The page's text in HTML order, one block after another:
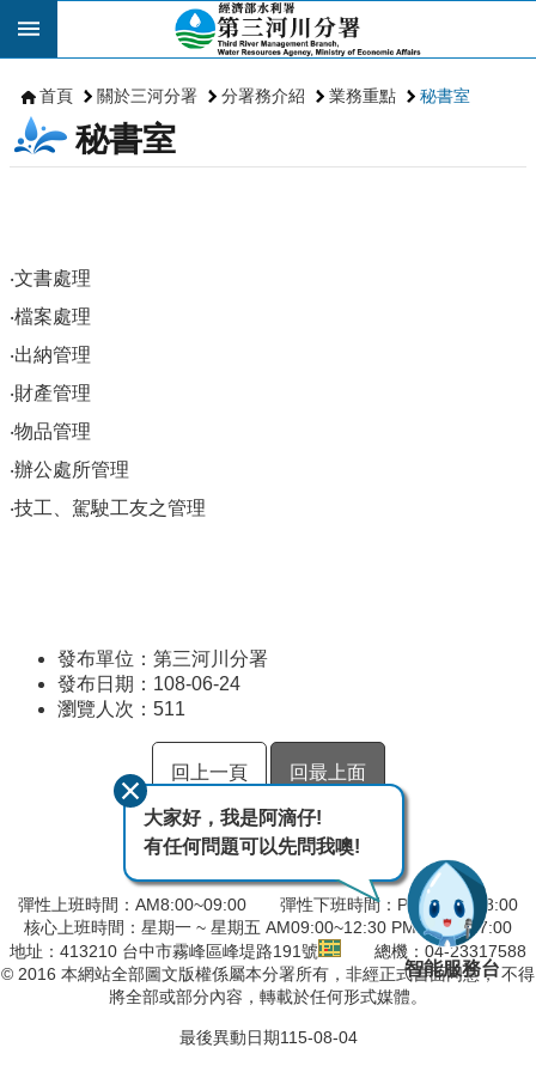
跳到主要內容區塊
首頁 關於三河分署 分署務介紹 業務重點 秘書室
秘書室
‧文書處理
‧檔案處理
‧出納管理
‧財產管理
‧物品管理
‧辦公處所管理
‧技工、駕駛工友之管理
發布單位：第三河川分署
發布日期：108-06-24
瀏覽人次： 511
回上一頁 回最上面
彈性上班時間：AM8:00~09:00 彈性下班時間：PM17:00~18:00
核心上班時間：星期一 ~ 星期五 AM09:00~12:30 PM13:30~17:00
地址：413210 台中市霧峰區峰堤路191號
總機：04-23317588
© 2016 本網站全部圖文版權係屬本分署所有，非經正式書面同意， 不得
將全部或部分內容，轉載於任何形式媒體。
最後異動日期115-08-04
大家好，我是阿滴仔!
有任何問題可以先問我噢!
智能服務台